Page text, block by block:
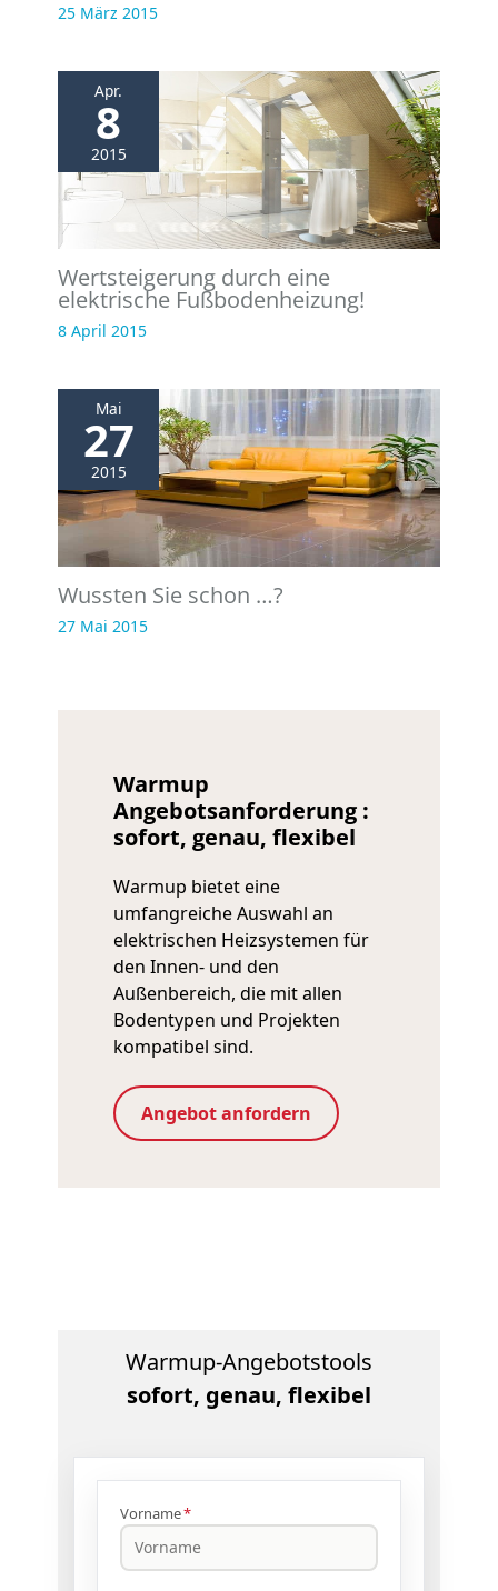
25 März 2015
Apr.
8
2015
Wertsteigerung durch eine
elektrische Fußbodenheizung!
8 April 2015
Mai
27
2015
Wussten Sie schon …?
27 Mai 2015
Warmup
Angebotsanforderung :
sofort, genau, flexibel
Warmup bietet eine
umfangreiche Auswahl an
elektrischen Heizsystemen für
den Innen- und den
Außenbereich, die mit allen
Bodentypen und Projekten
kompatibel sind.
Angebot anfordern
Warmup-Angebotstools
sofort, genau, flexibel
Vorname*